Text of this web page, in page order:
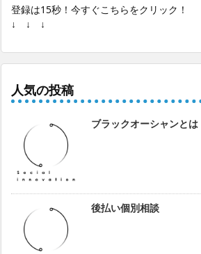
登録は15秒！今すぐこちらをクリック！
↓ ↓ ↓
人気の投稿
ブラックオーシャンとは
後払い個別相談